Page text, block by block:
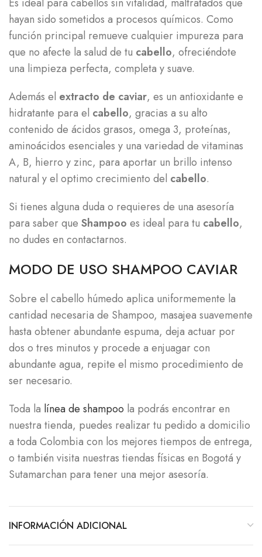
hayan sido sometidos a procesos químicos. Como
función principal remueve cualquier impureza para
que no afecte la salud de tu cabello, ofreciéndote
una limpieza perfecta, completa y suave.
Además el extracto de caviar, es un antioxidante e
hidratante para el cabello, gracias a su alto
contenido de ácidos grasos, omega 3, proteínas,
aminoácidos esenciales y una variedad de vitaminas
A, B, hierro y zinc, para aportar un brillo intenso
natural y el optimo crecimiento del cabello.
Si tienes alguna duda o requieres de una asesoría
para saber que Shampoo es ideal para tu cabello,
no dudes en contactarnos.
MODO DE USO SHAMPOO CAVIAR
Sobre el cabello húmedo aplica uniformemente la
cantidad necesaria de Shampoo, masajea suavemente
hasta obtener abundante espuma, deja actuar por
dos o tres minutos y procede a enjuagar con
abundante agua, repite el mismo procedimiento de
ser necesario.
Toda la línea de shampoo la podrás encontrar en
nuestra tienda, puedes realizar tu pedido a domicilio
a toda Colombia con los mejores tiempos de entrega,
o también visita nuestras tiendas físicas en Bogotá y
Sutamarchan para tener una mejor asesoría.
INFORMACIÓN ADICIONAL